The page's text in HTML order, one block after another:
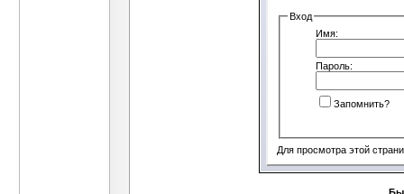
Вход
Имя:
Пароль:
Запомнить?
Для просмотра этой